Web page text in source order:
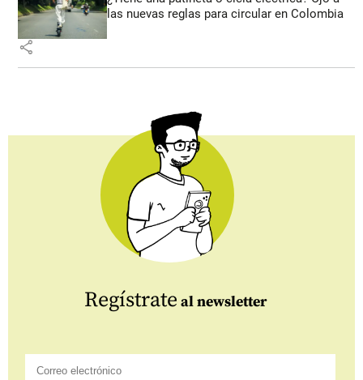
las nuevas reglas para circular en Colombia
share
Regístrate al newsletter